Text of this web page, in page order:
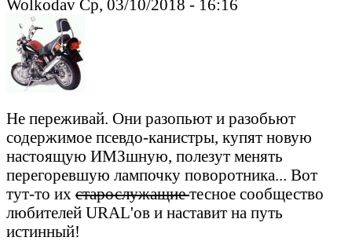
Wolkodav Ср, 03/10/2018 - 16:16
Не переживай. Они разопьют и разобьют
содержимое псевдо-канистры, купят новую
настоящую ИМЗшную, полезут менять
перегоревшую лампочку поворотника... Вот
тут-то их старослужащиетесное сообщество
любителей URAL'ов и наставит на путь
истинный!